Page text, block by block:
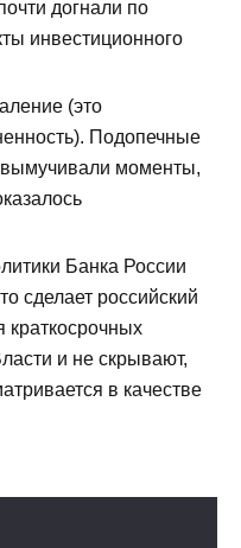
догнали по
инвестиционного
(это
Подопечные
вымучивали моменты,
Банка России
сделает российский
краткосрочных
и не скрывают,
в качестве